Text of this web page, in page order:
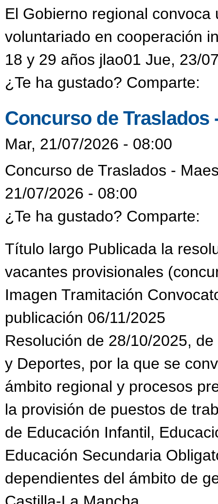
El Gobierno regional
voluntariado en cooperación
18 y 29 años jlao01 Jue, 23/
¿Te ha gustado? Comparte:
Concurso de Traslados
Mar, 21/07/2026 - 08:00
Concurso de Traslados -
21/07/2026 - 08:00
¿Te ha gustado? Comparte:
Título largo Publicada la
vacantes provisionales
Imagen Tramitación
publicación 06/11/2025
Resolución de 28/10/2025,
y Deportes, por la que se
ámbito regional y procesos
la provisión de puestos de
de Educación Infantil,
Educación Secundaria
dependientes del ámbito de